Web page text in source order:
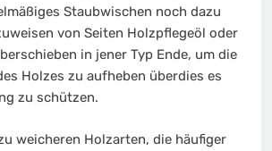
Staubwischen noch dazu
von Seiten Holzpflegeöl oder
in jener Typ Ende, um die
Holzes zu aufheben überdies es
zu schützen.
weicheren Holzarten, die häufiger